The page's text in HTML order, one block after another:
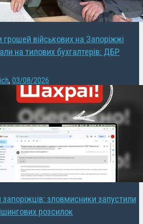
грошей військових на Запоріжжі
на тилових бухгалтерів: ДБР
, 03/08/2026
зловмисники запустили
розсилок